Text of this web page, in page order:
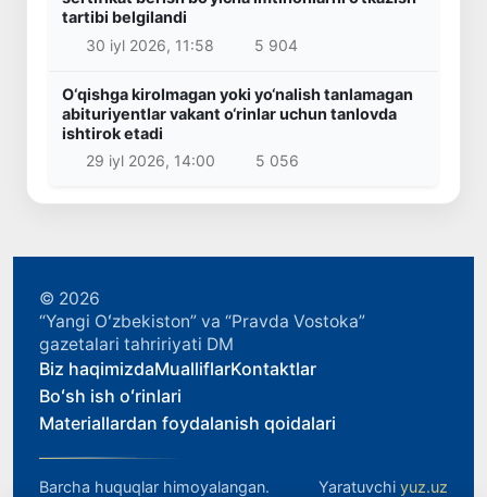
tartibi belgilandi
30 iyl 2026, 11:58
5 904
O‘qishga kirolmagan yoki yo‘nalish tanlamagan
abituriyentlar vakant o‘rinlar uchun tanlovda
ishtirok etadi
29 iyl 2026, 14:00
5 056
© 2026
“Yangi Oʻzbekiston” va “Pravda Vostoka”
gazetalari tahririyati DM
Biz haqimizdaMualliflarKontaktlar
Boʻsh ish oʻrinlari
Materiallardan foydalanish qoidalari
Barcha huquqlar himoyalangan. Yaratuvchi yuz.uz